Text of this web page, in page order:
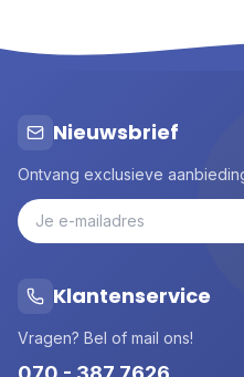
Nieuwsbrief
Ontvang exclusieve
Klantenservice
Vragen? Bel of mail ons!